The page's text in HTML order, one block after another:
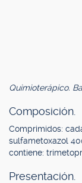
Quimioterápico.
Composición.
Comprimidos:
sulfametoxazol
contiene:
Presentación.